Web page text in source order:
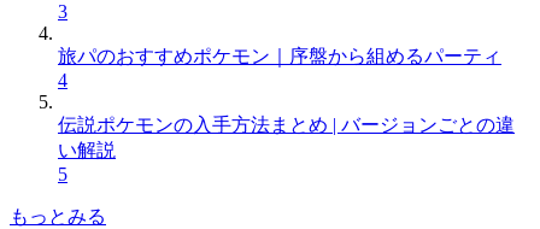
3
旅パのおすすめポケモン｜序盤から組めるパーティ
4
伝説ポケモンの入手方法まとめ | バージョンごとの違
い解説
5
もっとみる